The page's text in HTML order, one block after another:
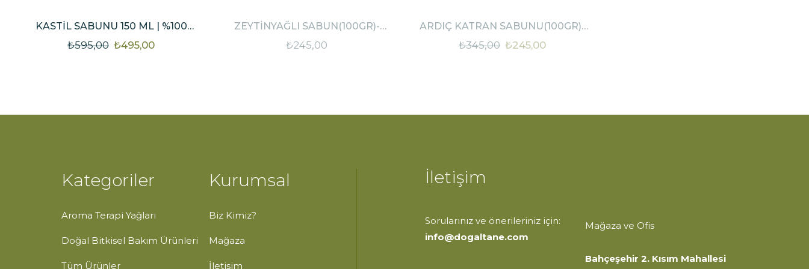
KASTIL SABUNU 150 ML | %100
DOĞAL & VEGAN SAF SIVI SABUN
₺595,00 ₺495,00
ZEYTINYAĞLI SABUN(100GR)-
SOĞUK YÖNTEM
₺245,00
ARDIÇ KATRAN SABUNU(100GR)-
SOĞUK YÖNTEM
₺345,00 ₺245,00
Kategoriler
Aroma Terapi Yağları
Doğal Bitkisel Bakım Ürünleri
Tüm Ürünler
Kurumsal
Biz Kimiz?
Mağaza
İletişim
İletişim
Sorularınız ve önerileriniz için:
info@dogaltane.com
Mağaza ve Ofis
Bahçeşehir 2. Kısım Mahallesi